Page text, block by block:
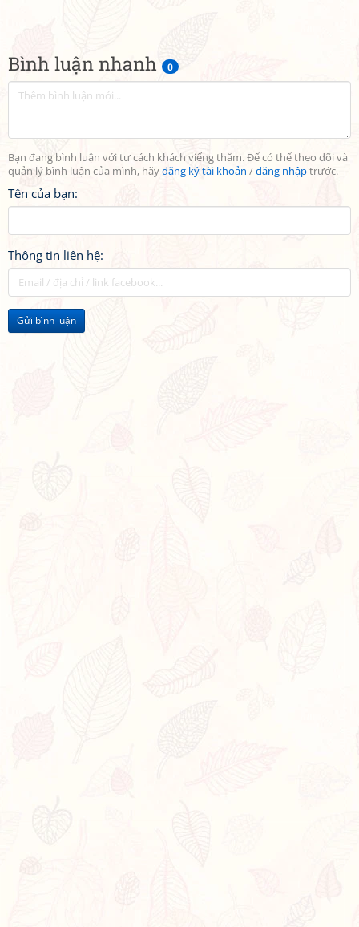
Bình luận nhanh 0
Bạn đang bình luận với tư cách khách viếng thăm. Để có thể theo dõi và
quản lý bình luận của mình, hãyđăng ký tài khoản /đăng nhậptrước.
Tên của bạn:
Thông tin liên hệ:
Gửi bình luận